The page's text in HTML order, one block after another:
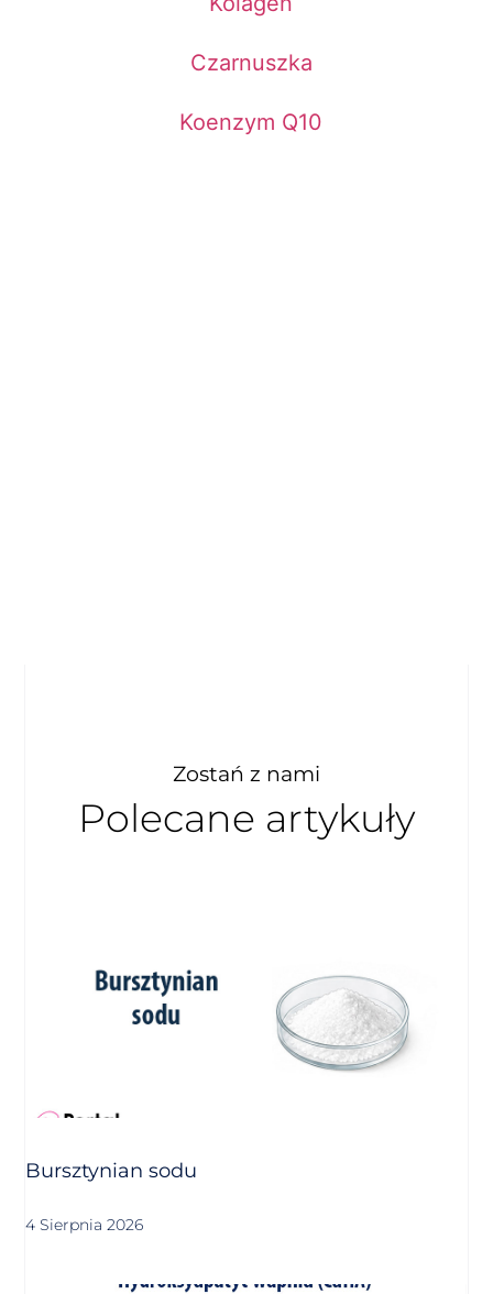
Czarnuszka
Koenzym Q10
Zostań z nami
Polecane artykuły
Bursztynian sodu
4 Sierpnia 2026